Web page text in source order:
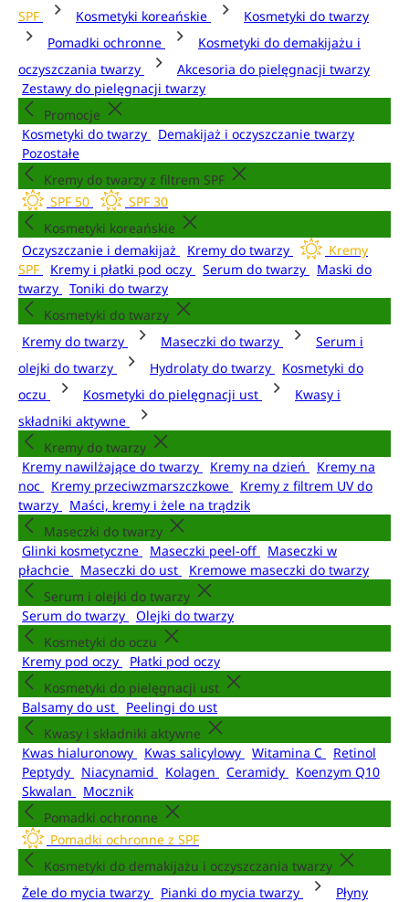
SPF
Kosmetyki koreańskie
Kosmetyki do twarzy
Pomadki ochronne
Kosmetyki do demakijażu i
oczyszczania twarzy
Akcesoria do pielęgnacji twarzy
Zestawy do pielęgnacji twarzy
Promocje
Kosmetyki do twarzy
Demakijaż i oczyszczanie twarzy
Pozostałe
Kremy do twarzy z filtrem SPF
SPF 50
SPF 30
Kosmetyki koreańskie
Oczyszczanie i demakijaż
Kremy do twarzy
Kremy
SPF
Kremy i płatki pod oczy Serum do twarzy
Maski do
twarzy
Toniki do twarzy
Kosmetyki do twarzy
Kremy do twarzy
Maseczki do twarzy
Serum i
olejki do twarzy
Hydrolaty do twarzy
Kosmetyki do
oczu
Kosmetyki do pielęgnacji ust
Kwasy i
składniki aktywne
Kremy do twarzy
Kremy nawilżające do twarzy
Kremy na dzień
Kremy na
noc
Kremy przeciwzmarszczkowe
Kremy z filtrem UV do
twarzy
Maści, kremy i żele na trądzik
Maseczki do twarzy
Glinki kosmetyczne
Maseczki peel-off
Maseczki w
płachcie
Maseczki do ust
Kremowe maseczki do twarzy
Serum i olejki do twarzy
Serum do twarzy
Olejki do twarzy
Kosmetyki do oczu
Kremy pod oczy
Płatki pod oczy
Kosmetyki do pielęgnacji ust
Balsamy do ust
Peelingi do ust
Kwasy i składniki aktywne
Kwas hialuronowy
Kwas salicylowy Witamina C
Retinol
Peptydy
Niacynamid Kolagen Ceramidy
Koenzym Q10
Skwalan
Mocznik
Pomadki ochronne
Pomadki ochronne z SPF
Kosmetyki do demakijażu i oczyszczania twarzy
Żele do mycia twarzy
Pianki do mycia twarzy
Płyny